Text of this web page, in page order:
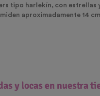
tipo harlekín, con estrellas
aproximadamente 14
y locas en nuestra